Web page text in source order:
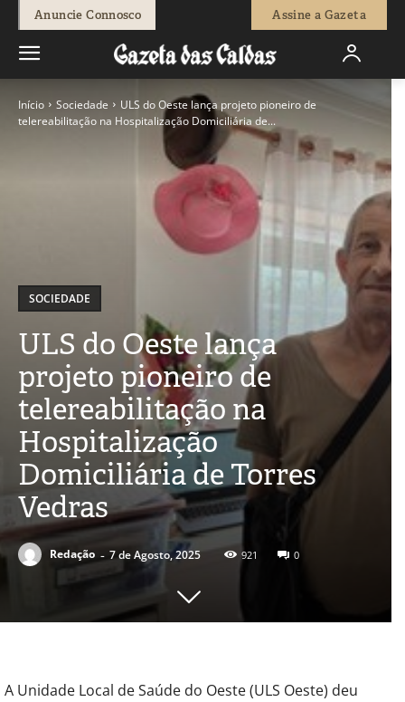
Anuncie Connosco Assine a Gazeta
Início Sociedade
ULS do Oeste lança projeto pioneiro de
telereabilitação na Hospitalização Domiciliária de...
SOCIEDADE
ULS do Oeste lança
projeto pioneiro de
telereabilitação na
Hospitalização
Domiciliária de Torres
Vedras
Redação - 7 de Agosto, 2025 921 0
A Unidade Local de Saúde do Oeste (ULS Oeste) deu